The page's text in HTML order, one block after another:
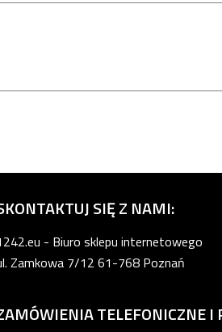
SIĘ Z NAMI:
- Biuro sklepu internetowego
Zamkowa 7/12 61-768 Poznań
TELEFONICZNE I